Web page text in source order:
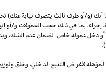
أنك (و/أو طرف ثالث يتصرف نيابة عنك)
إجراءً، بما في ذلك حجب العمولات و/أو
دخل عمولة خاص. لضمان عدم الشك،
لأغراض التتبع الداخلي،وخلق